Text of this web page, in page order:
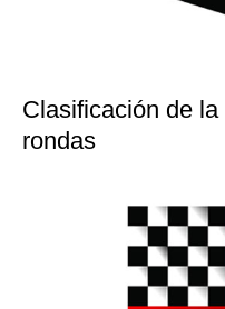
Clasificación de
rondas